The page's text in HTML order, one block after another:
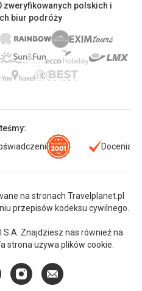
zweryfikowanych polskich i
biur podróży
Doceniani
na stronach Travelplanet.pl
przepisów kodeksu cywilnego.
Znajdziesz nas również na
strona używa plików cookie.
Instagram
E-